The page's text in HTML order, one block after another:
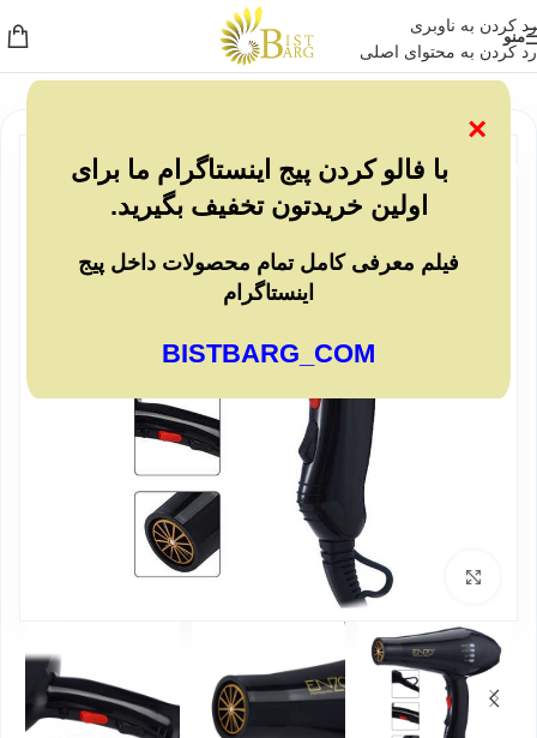
رد کردن به ناوبری
رد کردن به محتوای اصلی
منو
بزرگنمایی تصویر
×
با فالو کردن پیج اینستاگرام ما برای
اولین خریدتون تخفیف بگیرید.
فیلم معرفی کامل تمام محصولات داخل پیج
اینستاگرام
BISTBARG_COM